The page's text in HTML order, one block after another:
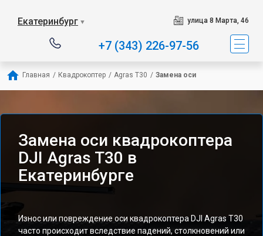
Екатеринбург ▼ улица 8 Марта, 46
+7 (343) 226-97-56
Главная / Квадрокоптер / Agras T30 / Замена оси
Замена оси квадрокоптера
DJI Agras T30 в
Екатеринбурге
Износ или повреждение оси квадрокоптера DJI Agras T30
часто происходит вследствие падений, столкновений или